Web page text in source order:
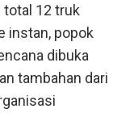
total 12 truk
instan, popok
dibuka
tambahan dari